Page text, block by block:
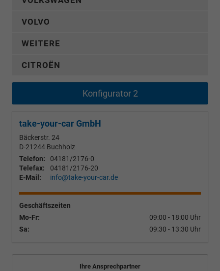
VOLVO
WEITERE
CITROËN
Konfigurator 2
take-your-car GmbH
Bäckerstr. 24
D-21244 Buchholz
Telefon:
04181/2176-0
Telefax:
04181/2176-20
E-Mail:
info@take-your-car.de
Geschäftszeiten
Mo-Fr:
09:00 - 18:00 Uhr
Sa:
09:30 - 13:30 Uhr
Ihre Ansprechpartner